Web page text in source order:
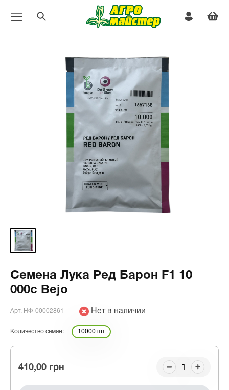
Семена Лука Ред Барон F1 10
000с Bejo
Арт. НФ-00002861 Нет в наличии
Количество семян: 10000 шт
410,00 грн